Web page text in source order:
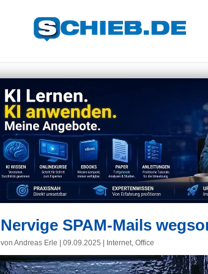
Nervige SPAM-Mails
von Andreas Erle 09.09.2025 Internet, Office